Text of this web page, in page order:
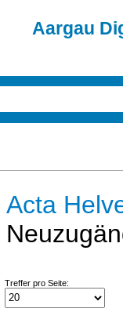
Aargau
Acta
Treffer pro Seite: